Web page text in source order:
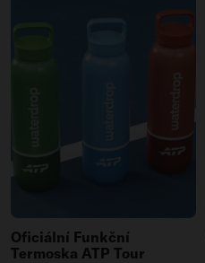
Oficiální Funkční
Termoska ATP Tour